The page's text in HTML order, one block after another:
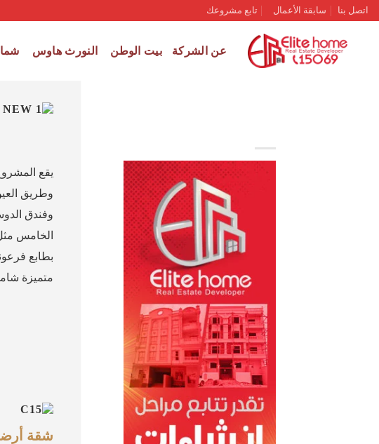
Skip
content
اتصل بنا سابقة الأعمال تابع مشروعك
عن الشركة بيت الوطن النورث هاوس
يقع
وطريق
وفندق
الخامس
بطابع
متميزة
شقة أرضي 143 متر +